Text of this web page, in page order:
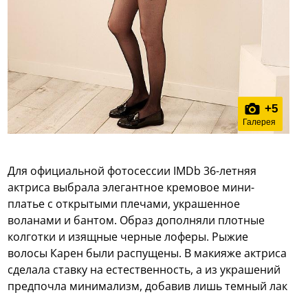
+5
Галерея
Для официальной фотосессии IMDb 36-летняя
актриса выбрала элегантное кремовое мини-
платье с открытыми плечами, украшенное
воланами и бантом. Образ дополняли плотные
колготки и изящные черные лоферы. Рыжие
волосы Карен были распущены. В макияже актриса
сделала ставку на естественность, а из украшений
предпочла минимализм, добавив лишь темный лак